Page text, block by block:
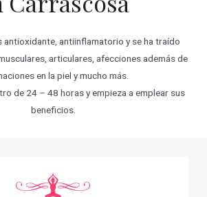
antioxidante, antiinflamatorio y se ha traído
articulares, afecciones además de
en la piel y mucho más.
de 24 – 48 horas y empieza a emplear sus
beneficios.